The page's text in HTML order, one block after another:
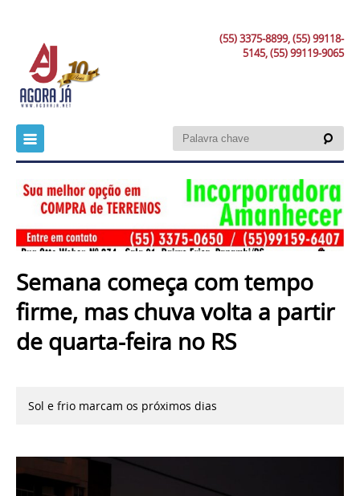
(55) 3375-8899, (55) 99118-
5145, (55) 99119-9065
Semana começa com tempo
firme, mas chuva volta a partir
de quarta-feira no RS
Sol e frio marcam os próximos dias